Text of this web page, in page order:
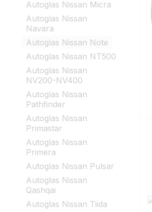
Autoglas Nissan Micra
Autoglas Nissan
Navara
Autoglas Nissan Note
Autoglas Nissan NT500
Autoglas Nissan
NV200-NV400
Autoglas Nissan
Pathfinder
Autoglas Nissan
Primastar
Autoglas Nissan
Primera
Autoglas Nissan Pulsar
Autoglas Nissan
Qashqai
Autoglas Nissan Tiida